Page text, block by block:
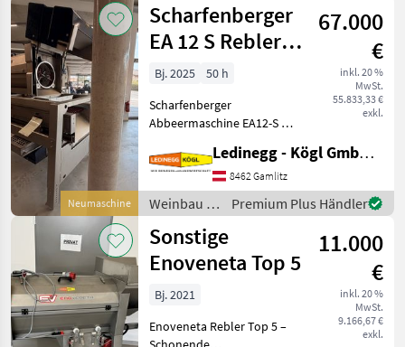
Kategorie 3 Land Filter
AKTUELLER
PFAD
Landtechnik
Weinbau
Rebler
KATEGORIE
WÄHLEN
Scharfenberger
3
Lugana
1
Zurücksetzen
11
Ergebnisse
anzeigen
Neumaschine
Scharfenberger
EA 12 S Rebler +
Rollensortierer
67.000
€
inkl. 20 %
MwSt.
55.833,33 €
exkl.
Bj. 2025
50 h
Scharfenberger
Abbeermaschine EA12-S mit
Quetschwalze – Präzision
und Flexibilität für die
Traubenverarbeitung -
Vorführmaschine
Beschreibung:
Ledinegg - Kögl GmbH - Obst- und Weinbautechnik
8462 Gamlitz
Weinbau /
Scharfenberger
Premium Plus Händler
Sonstige
Enoveneta Top 5
11.000
€
inkl. 20 %
MwSt.
9.166,67 €
exkl.
Bj. 2021
Enoveneta Rebler Top 5 –